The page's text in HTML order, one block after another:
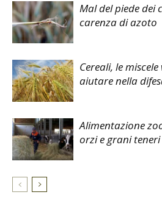
Mal del piede dei
carenza di azoto
Cereali, le
aiutare nella
Alimentazione
orzi e grani teneri